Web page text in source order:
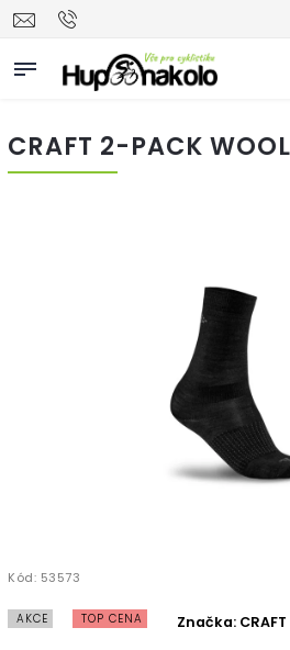
CRAFT 2-PACK
Kód: 53573
AKCE TOP CENA Značka: CRAFT